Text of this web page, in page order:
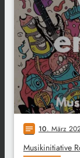
notes 10. März
Musikinitiative